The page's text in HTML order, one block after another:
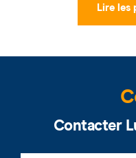
Lire les
Contacter